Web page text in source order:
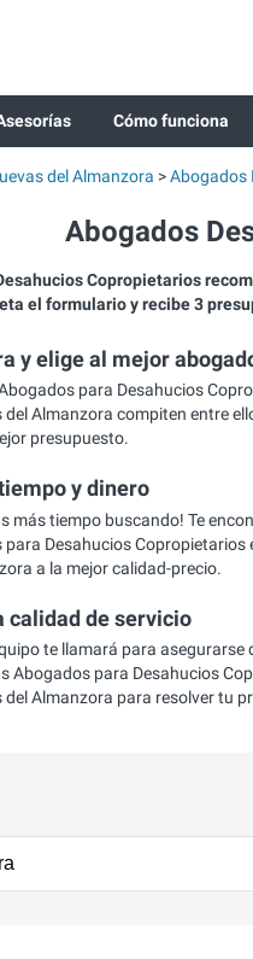
Cómo funciona
del Almanzora Abogados
Abogados
Copropietarios
el formulario y recibe 3
y elige al mejor
para Desahucios
del Almanzora compiten entre
presupuesto.
y dinero
más tiempo buscando! Te
para Desahucios Copropietarios
a la mejor calidad-precio.
calidad de servicio
te llamará para asegurarse
Abogados para Desahucios
del Almanzora para resolver tu